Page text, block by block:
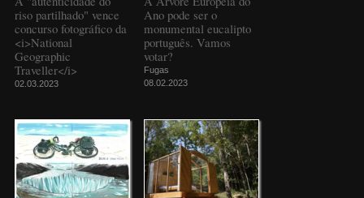
riso partilhado" vence
concurso fotográfico da
<i>National
Geographic
Traveller</i>
02.03.2023
Ano pode ser o
monumental eucalipto
português. Vamos
votar?
Fugas
08.02.2023